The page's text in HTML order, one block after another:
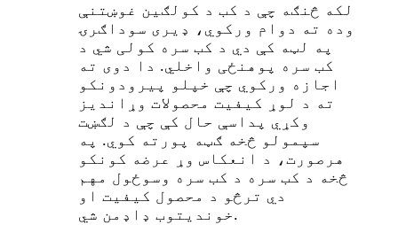
لکه څنګه چې د کب د کولګین غوښتنې
وده ته دوام ورکوي، ډیری سوداګرۍ
په لټه کې دي د کب سره کولی شي د
کب سره پوهنځی واخلي. دا دوی ته
اجازه ورکوي چې خپلو پیرودونکو
ته د لوړ کیفیت محصولات وړاندیز
وکړي پداسې حال کې چې د لګښت
سپمولو څخه ګټه پورته کوي. په
هرصورت، د انعکاس وړ عرضه کونکو
څخه د کب سره د کب سره وسوځول مهم
دي ترڅو د محصول کیفیت او
خوندیتوب ډاډمن شي.